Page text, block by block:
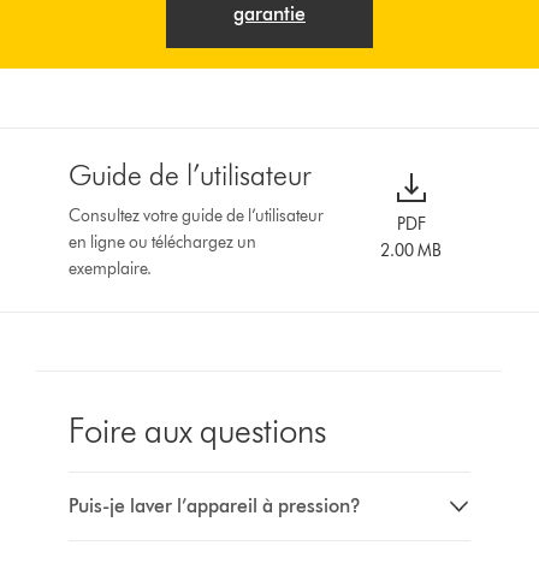
garantie
Guide de l’utilisateur
Consultez votre guide de l’utilisateur
en ligne ou téléchargez un
exemplaire.
PDF
2.00 MB
Foire aux questions
Puis-je laver l’appareil à pression?